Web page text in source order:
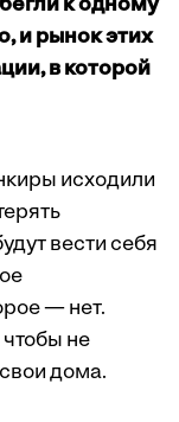
к одному
и рынок этих
в которой
исходили
вести себя
— нет.
чтобы не
дома.